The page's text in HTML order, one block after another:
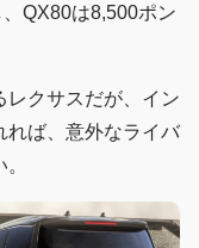
QX80は8,500ポン
レクサスだが、イン
れば、意外なライバ